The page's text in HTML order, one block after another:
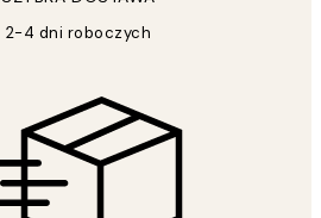
2-4 dni roboczych